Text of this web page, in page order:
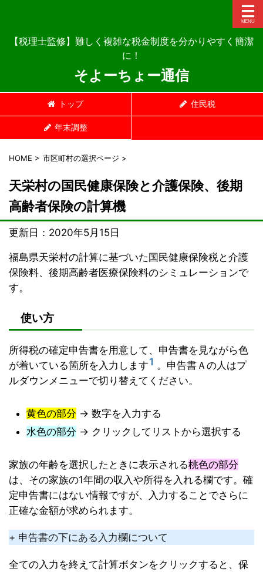
【税理士監修】難しく複雑な税金制度を分かりやすく簡潔
に！
そよーちょー通信
トップ 住民税
年末調整
HOME > 市区町村の選択ページ >
天栄村の国民健康保険と介護保険、後期
高齢者保険の計算機
更新日： 2020年5月15日
福島県天栄村の計算に基づいた国民健康保険税と介護
保険料、後期高齢者医療保険料のシミュレーションで
す。
使い方
所得税の確定申告書を用意して、申告書を見ながら色
が着いている箇所を入力します1 。申告書Ａの人はプ
ルダウンメニューで切り替えてください。
黄色の部分 → 数字を入力する
水色の部分 → クリックしてリストから選択する
家族の年齢を選択したときに表示される桃色の部分
は、その家族の1年間の収入や所得を入れる欄です。確
定申告書にはない情報ですが、入力することでさらに
正確な金額が求められます。
+ 申告書の下にある入力欄について
全ての入力を終えて計算ボタンをクリックすると、保